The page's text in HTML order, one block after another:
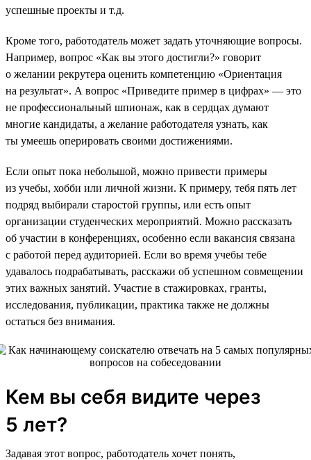
успешные проекты и т.д.
Кроме того, работодатель может задать уточняющие вопросы.
Например, вопрос «Как вы этого достигли?» говорит
о желании рекрутера оценить компетенцию «Ориентация
на результат». А вопрос «Приведите пример в цифрах» — это
не профессиональный шпионаж, как в сердцах думают
многие кандидаты, а желание работодателя узнать, как
ты умеешь оперировать своими достижениями.
Если опыт пока небольшой, можно привести примеры
из учебы, хобби или личной жизни. К примеру, тебя пять лет
подряд выбирали старостой группы, или есть опыт
организации студенческих мероприятий. Можно рассказать
об участии в конференциях, особенно если вакансия связана
с работой перед аудиторией. Если во время учебы тебе
удавалось подрабатывать, расскажи об успешном совмещении
этих важных занятий. Участие в стажировках, гранты,
исследования, публикации, практика также не должны
остаться без внимания.
Кем вы себя видите через
5 лет?
Задавая этот вопрос, работодатель хочет понять,